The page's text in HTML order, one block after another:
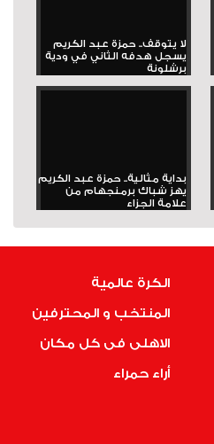
لا يتوقف.. حمزة عبد الكريم
يسجل هدفه الثاني في ودية
برشلونة
بداية مثالية.. حمزة عبد الكريم
يهز شباك برمنجهام من
علامة الجزاء
الكرة عالمية
المنتخب و المحترفين
الاهلى فى كل مكان
أراء حمراء